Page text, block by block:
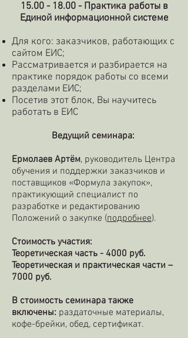
15.00 - 18.00- Практика работы в
Единой информационной системе
Для кого: заказчиков, работающих с
сайтом ЕИС;
Рассматривается и разбирается на
практике порядок работы со всеми
разделами ЕИС;
Посетив этот блок, Вы научитесь
работать в ЕИС
Ведущий семинара:
Ермолаев Артём, руководитель Центра
обучения и поддержки заказчиков и
поставщиков «Формула закупок»,
практикующий специалист по
разработке и редактированию
Положений о закупке (подробнее).
Стоимость участия:
Теоретическая часть - 4000 руб.
Теоретическая и практическая части –
7000 руб.
В стоимость семинара также
включены: раздаточные материалы,
кофе-брейки, обед, сертификат.